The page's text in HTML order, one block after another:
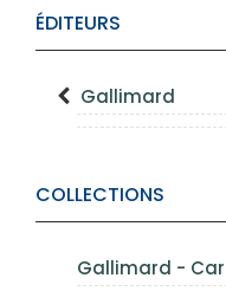
ÉDITEURS
Gallimard
COLLECTIONS
Gallimard -